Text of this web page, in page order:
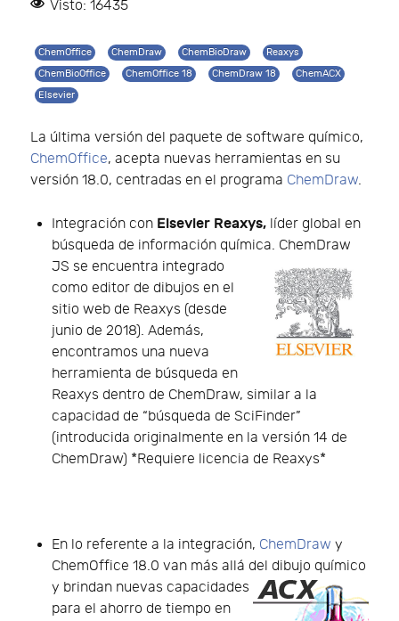
Visto: 16435
ChemOffice ChemDraw ChemBioDraw
Reaxys
ChemBioOffice
ChemOffice 18 ChemDraw 18
ChemACX
Elsevier
La última versión del paquete de software químico,
ChemOffice, acepta nuevas herramientas en su
versión 18.0, centradas en el programa ChemDraw.
Integración con Elsevier Reaxys, líder global en
búsqueda de información química. ChemDraw
JS se encuentra integrado
como editor de dibujos en el
sitio web de Reaxys (desde
junio de 2018). Además,
encontramos una nueva
herramienta de búsqueda en
Reaxys dentro de ChemDraw, similar a la
capacidad de “búsqueda de SciFinder”
(introducida originalmente en la versión 14 de
ChemDraw) *Requiere licencia de Reaxys*
En lo referente a la integración, ChemDraw y
ChemOffice 18.0 van más allá del dibujo químico
y brindan nuevas capacidades
para el ahorro de tiempo en